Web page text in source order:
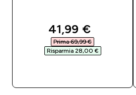
discounted price
41,99 €‎
Prima 69,99 €‎
Risparmia 28,00 €‎